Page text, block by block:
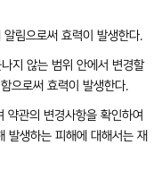
림으로써 효력이 발생한다.
지 않는 범위 안에서 변경할
으로써 효력이 발생한다.
약관의 변경사항을 확인하여
발생하는 피해에 대해서는 재